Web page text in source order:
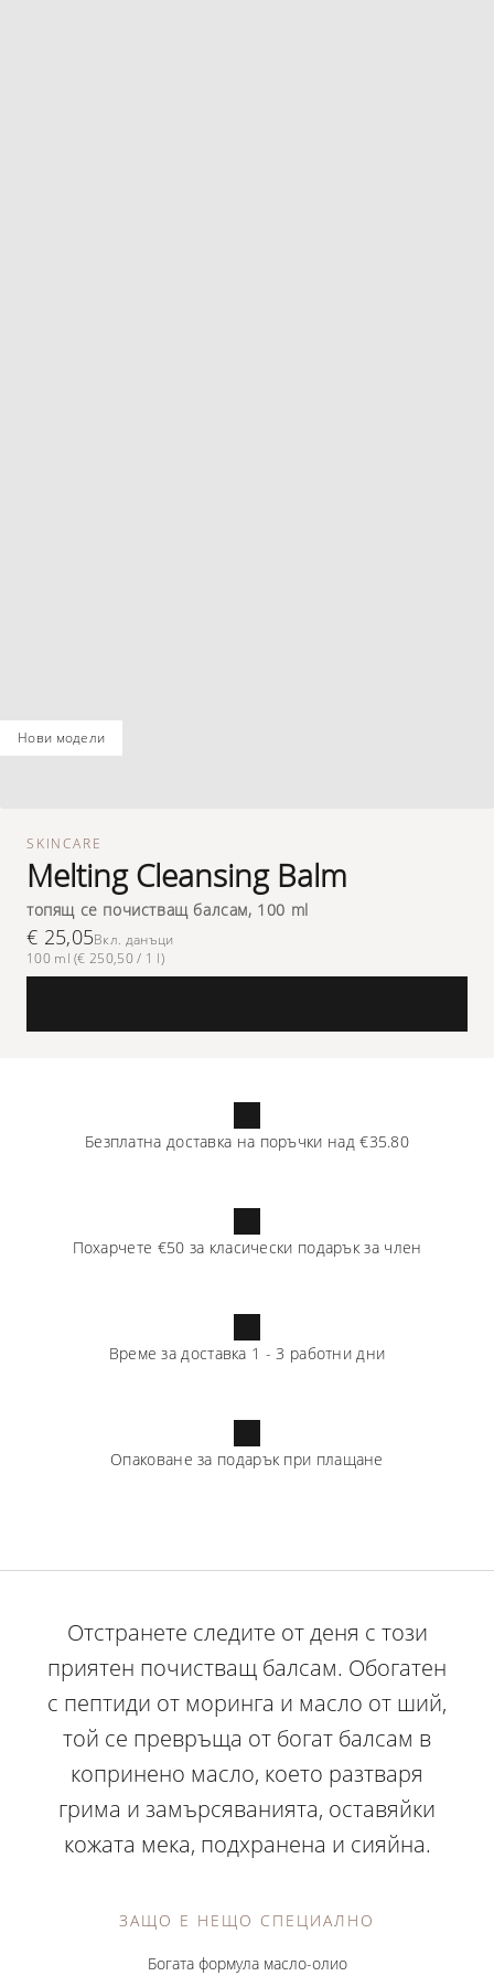
нови модели
SKINCARE
Melting Cleansing Balm
топящ се почистващ балсам, 100 ml
€ 25,05Вкл. данъци
100 ml (€ 250,50 / 1 l)
Безплатна доставка на поръчки над €35.80
Похарчете €50 за класически подарък за член
Време за доставка 1 - 3 работни дни
Опаковане за подарък при плащане
Отстранете следите от деня с този
приятен почистващ балсам. Обогатен
с пептиди от моринга и масло от ший,
той се превръща от богат балсам в
копринено масло, което разтваря
грима и замърсяванията, оставяйки
кожата мека, подхранена и сияйна.
ЗАЩО Е НЕЩО СПЕЦИАЛНО
Богата формула масло-олио